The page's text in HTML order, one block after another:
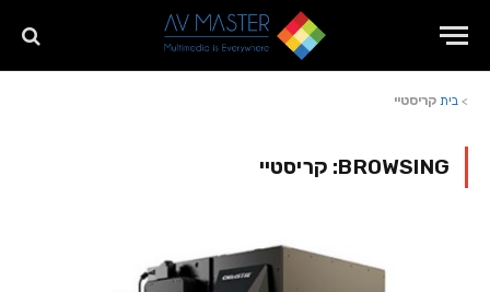
> בית קריסטיי
BROWSING: קריסטיי